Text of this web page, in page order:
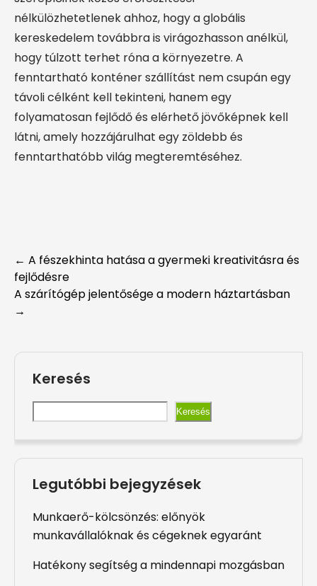
nélkülözhetetlenek ahhoz, hogy a globális
kereskedelem továbbra is virágozhasson anélkül,
hogy túlzott terhet róna a környezetre. A
fenntartható konténer szállítást nem csupán egy
távoli célként kell tekinteni, hanem egy
folyamatosan fejlődő és elérhető jövőképnek kell
látni, amely hozzájárulhat egy zöldebb és
fenntarthatóbb világ megteremtéséhez.
Post
navigation
← A fészekhinta hatása a gyermeki kreativitásra és
fejlődésre
A szárítógép jelentősége a modern háztartásban
→
Keresés
Keresés
Legutóbbi bejegyzések
Munkaerő-kölcsönzés: előnyök
munkavállalóknak és cégeknek egyaránt
Hatékony segítség a mindennapi mozgásban